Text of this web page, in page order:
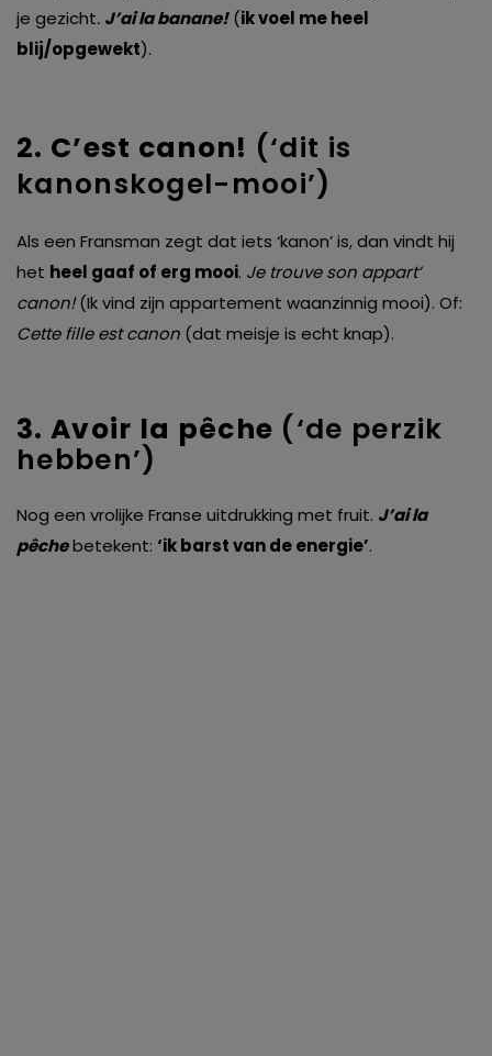
je gezicht. J’ai la banane! (ik voel me heel
blij/opgewekt).
2. C’est canon! (‘dit is
kanonskogel-mooi’)
Als een Fransman zegt dat iets ‘kanon’ is, dan vindt hij
het heel gaaf of erg mooi. Je trouve son appart’
canon!(Ik vind zijn appartement waanzinnig mooi). Of:
Cette fille est canon (dat meisje is echt knap).
3. Avoir la pêche (‘de perzik
hebben’)
Nog een vrolijke Franse uitdrukking met fruit. J’ai la
pêchebetekent: ‘ik barst van de energie’.